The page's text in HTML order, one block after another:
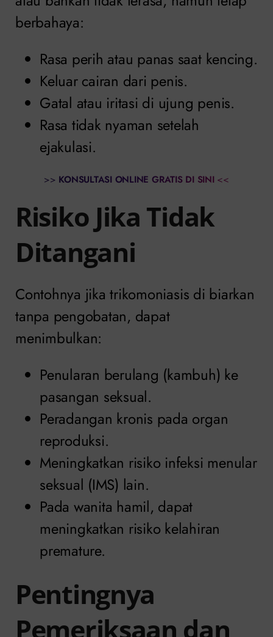
berbahaya:
Rasa perih atau panas saat kencing.
Keluar cairan dari penis.
Gatal atau iritasi di ujung penis.
Rasa tidak nyaman setelah
ejakulasi.
>> KONSULTASI ONLINE GRATIS DI SINI <<
Risiko Jika Tidak
Ditangani
Contohnya jika trikomoniasis di biarkan
tanpa pengobatan, dapat
menimbulkan:
Penularan berulang (kambuh) ke
pasangan seksual.
Peradangan kronis pada organ
reproduksi.
Meningkatkan risiko infeksi menular
seksual (IMS) lain.
Pada wanita hamil, dapat
meningkatkan risiko kelahiran
premature.
Pentingnya
Pemeriksaan dan